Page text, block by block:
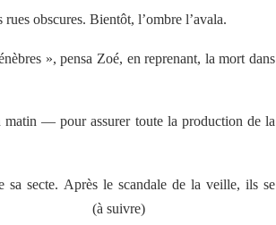
obscures. Bientôt, l’ombre l’avala.
», pensa Zoé, en reprenant, la mort dans
— pour assurer toute la production de la
sa secte. Après le scandale de la veille, ils se
(à suivre)